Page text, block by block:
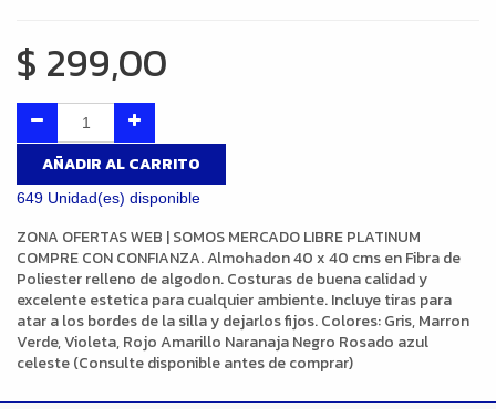
$ 299,00
AÑADIR AL CARRITO
649 Unidad(es) disponible
ZONA OFERTAS WEB | SOMOS MERCADO LIBRE PLATINUM
COMPRE CON CONFIANZA. Almohadon 40 x 40 cms en Fibra de
Poliester relleno de algodon. Costuras de buena calidad y
excelente estetica para cualquier ambiente. Incluye tiras para
atar a los bordes de la silla y dejarlos fijos. Colores: Gris, Marron
Verde, Violeta, Rojo Amarillo Naranaja Negro Rosado azul
celeste (Consulte disponible antes de comprar)